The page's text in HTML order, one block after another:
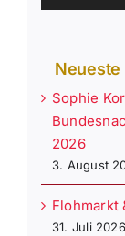
Neueste
Sophie
2026
3. August
Flohmarkt
31. Juli 2026